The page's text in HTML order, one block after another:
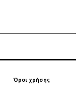
Όροι χρήσης